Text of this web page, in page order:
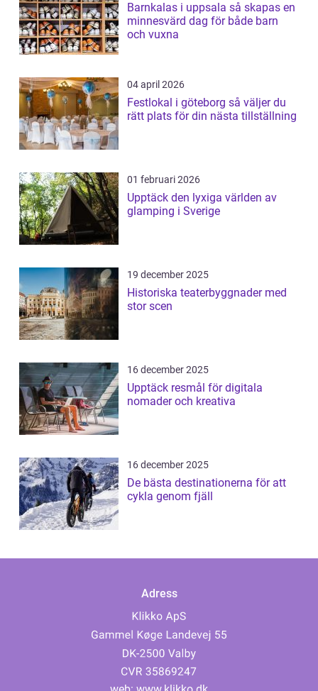
Barnkalas i uppsala så skapas en
minnesvärd dag för både barn
och vuxna
04 april 2026
Festlokal i göteborg så väljer du
rätt plats för din nästa tillställning
01 februari 2026
Upptäck den lyxiga världen av
glamping i Sverige
19 december 2025
Historiska teaterbyggnader med
stor scen
16 december 2025
Upptäck resmål för digitala
nomader och kreativa
16 december 2025
De bästa destinationerna för att
cykla genom fjäll
Adress